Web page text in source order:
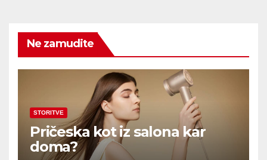
Ne zamudite
STORITVE
Pričeska kot iz salona kar
doma?